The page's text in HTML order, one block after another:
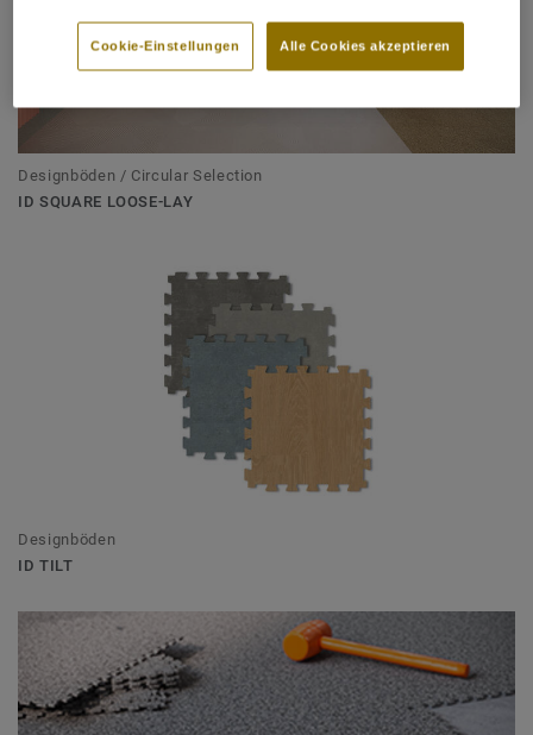
Designböden / Circular Selection
ID SQUARE LOOSE-LAY
Designböden
ID TILT
Alle Cookies akzeptieren
Cookie-Einstellungen